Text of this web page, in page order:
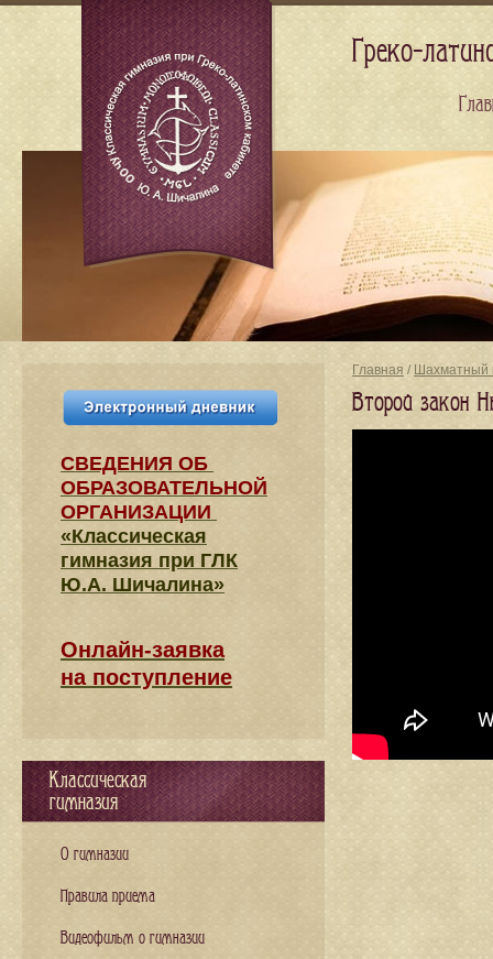
Главная / Шахматный
Второй закон
СВЕДЕНИЯ​ ОБ
ОБРАЗОВАТЕЛЬНОЙ
ОРГАНИЗАЦИИ
«Классическая
гимназия при ГЛК
Ю.А. Шичалина»
Онлайн-заявка
на поступление
Классическая
гимназия
О гимназии
Правила приема
Видеофильм о гимназии
Греко-